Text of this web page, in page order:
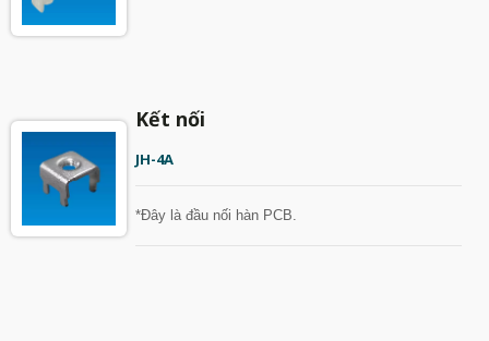
Kết nối
JH-4A
*Đây là đầu nối hàn PCB.